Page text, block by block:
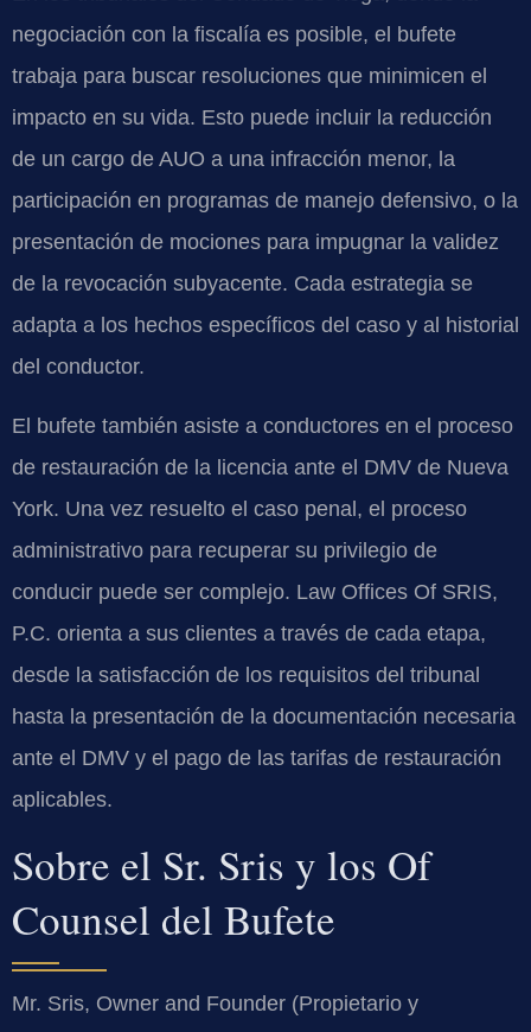
negociación con la fiscalía es posible, el bufete
trabaja para buscar resoluciones que minimicen el
impacto en su vida. Esto puede incluir la reducción
de un cargo de AUO a una infracción menor, la
participación en programas de manejo defensivo, o la
presentación de mociones para impugnar la validez
de la revocación subyacente. Cada estrategia se
adapta a los hechos específicos del caso y al historial
del conductor.
El bufete también asiste a conductores en el proceso
de restauración de la licencia ante el DMV de Nueva
York. Una vez resuelto el caso penal, el proceso
administrativo para recuperar su privilegio de
conducir puede ser complejo. Law Offices Of SRIS,
P.C. orienta a sus clientes a través de cada etapa,
desde la satisfacción de los requisitos del tribunal
hasta la presentación de la documentación necesaria
ante el DMV y el pago de las tarifas de restauración
aplicables.
Sobre el Sr. Sris y los Of
Counsel del Bufete
Mr. Sris, Owner and Founder (Propietario y